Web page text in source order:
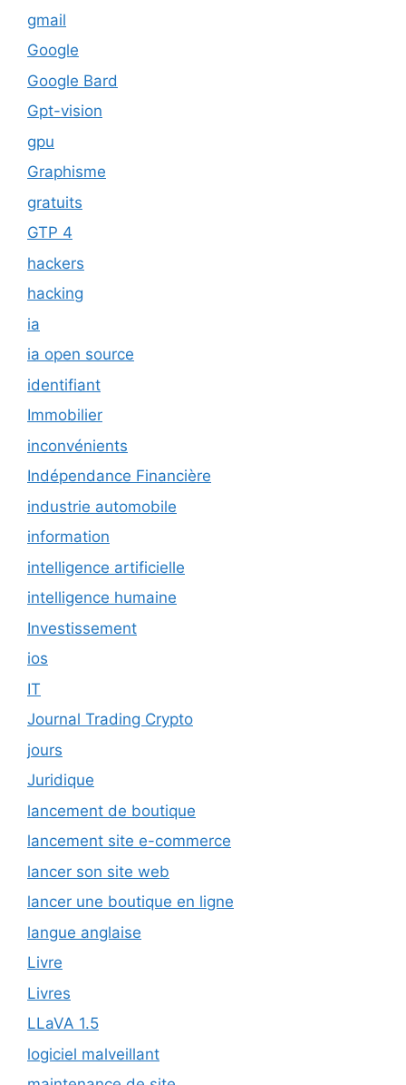
gmail
Google
Google Bard
Gpt-vision
gpu
Graphisme
gratuits
GTP 4
hackers
hacking
ia
ia open source
identifiant
Immobilier
inconvénients
Indépendance Financière
industrie automobile
information
intelligence artificielle
intelligence humaine
Investissement
ios
IT
Journal Trading Crypto
jours
Juridique
lancement de boutique
lancement site e-commerce
lancer son site web
lancer une boutique en ligne
langue anglaise
Livre
Livres
LLaVA 1.5
logiciel malveillant